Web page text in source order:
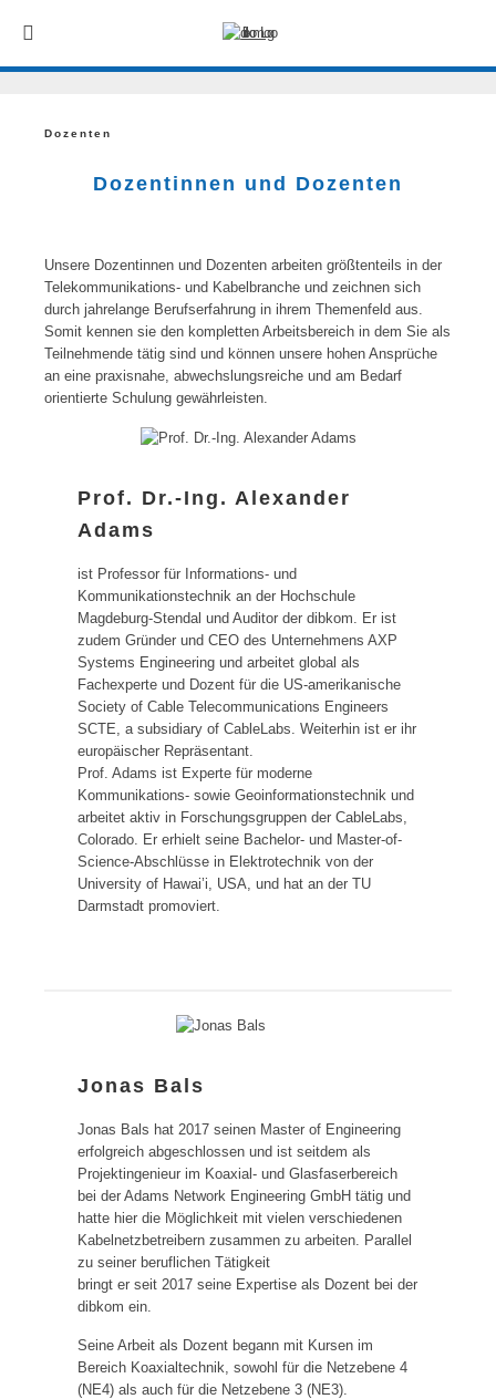
Dozenten
Dozentinnen und Dozenten
Unsere Dozentinnen und Dozenten arbeiten größtenteils in der
Telekommunikations- und Kabelbranche und zeichnen sich
durch jahrelange Berufserfahrung in ihrem Themenfeld aus.
Somit kennen sie den kompletten Arbeitsbereich in dem Sie als
Teilnehmende tätig sind und können unsere hohen Ansprüche
an eine praxisnahe, abwechslungsreiche und am Bedarf
orientierte Schulung gewährleisten.
Prof. Dr.-Ing. Alexander
Adams
ist Professor für Informations- und
Kommunikationstechnik an der Hochschule
Magdeburg-Stendal und Auditor der dibkom. Er ist
zudem Gründer und CEO des Unternehmens AXP
Systems Engineering und arbeitet global als
Fachexperte und Dozent für die US-amerikanische
Society of Cable Telecommunications Engineers
SCTE, a subsidiary of CableLabs. Weiterhin ist er ihr
europäischer Repräsentant.
Prof. Adams ist Experte für moderne
Kommunikations- sowie Geoinformationstechnik und
arbeitet aktiv in Forschungsgruppen der CableLabs,
Colorado. Er erhielt seine Bachelor- und Master-of-
Science-Abschlüsse in Elektrotechnik von der
University of Hawai’i, USA, und hat an der TU
Darmstadt promoviert.
Jonas Bals
Jonas Bals hat 2017 seinen Master of Engineering
erfolgreich abgeschlossen und ist seitdem als
Projektingenieur im Koaxial- und Glasfaserbereich
bei der Adams Network Engineering GmbH tätig und
hatte hier die Möglichkeit mit vielen verschiedenen
Kabelnetzbetreibern zusammen zu arbeiten. Parallel
zu seiner beruflichen Tätigkeit
bringt er seit 2017 seine Expertise als Dozent bei der
dibkom ein.
Seine Arbeit als Dozent begann mit Kursen im
Bereich Koaxialtechnik, sowohl für die Netzebene 4
(NE4) als auch für die Netzebene 3 (NE3).